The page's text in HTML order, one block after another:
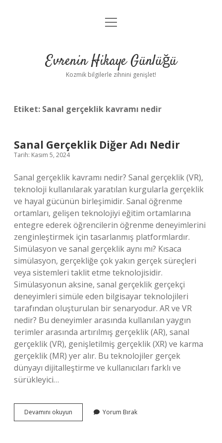
Anasayfa
Yasal Uyarı
menüyü
Evrenin Hikaye Günlüğü
Kozmik bilgilerle zihnini genişlet!
Etiket: Sanal gerçeklik kavramı nedir
Sanal Gerçeklik Diğer Adı Nedir
Tarih: Kasım 5, 2024
Sanal gerçeklik kavramı nedir? Sanal gerçeklik (VR),
teknoloji kullanılarak yaratılan kurgularla gerçeklik
ve hayal gücünün birleşimidir. Sanal öğrenme
ortamları, gelişen teknolojiyi eğitim ortamlarına
entegre ederek öğrencilerin öğrenme deneyimlerini
zenginleştirmek için tasarlanmış platformlardır.
Simülasyon ve sanal gerçeklik aynı mı? Kısaca
simülasyon, gerçekliğe çok yakın gerçek süreçleri
veya sistemleri taklit etme teknolojisidir.
Simülasyonun aksine, sanal gerçeklik gerçekçi
deneyimleri simüle eden bilgisayar teknolojileri
tarafından oluşturulan bir senaryodur. AR ve VR
nedir? Bu deneyimler arasında kullanılan yaygın
terimler arasında artırılmış gerçeklik (AR), sanal
gerçeklik (VR), genişletilmiş gerçeklik (XR) ve karma
gerçeklik (MR) yer alır. Bu teknolojiler gerçek
dünyayı dijitalleştirme ve kullanıcıları farklı ve
sürükleyici…
Devamını okuyun
Gerçeklik
Yorum Bırak